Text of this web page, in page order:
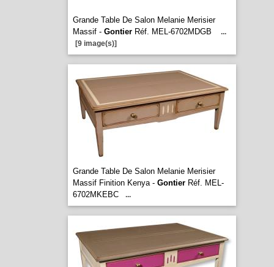
Grande Table De Salon Melanie Merisier
Massif - GontierRéf. MEL-6702MDGB
...
[9 image(s)]
Grande Table De Salon Melanie Merisier
Massif Finition Kenya - GontierRéf. MEL-
6702MKEBC
...